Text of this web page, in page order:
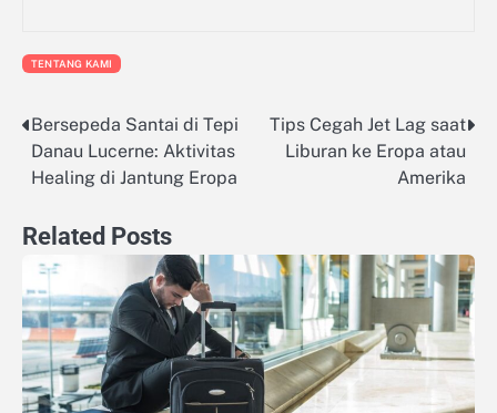
TENTANG KAMI
Navigasi
pos
Bersepeda Santai di Tepi
Danau Lucerne: Aktivitas
Healing di Jantung Eropa
Tips Cegah Jet Lag saat
Liburan ke Eropa atau
Amerika
Related Posts